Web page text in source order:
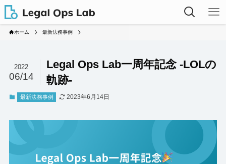
ホーム 最新法務事例
Legal Ops Lab一周年記念 -LOLの
軌跡-
2022
06/14
最新法務事例 2023年6月14日